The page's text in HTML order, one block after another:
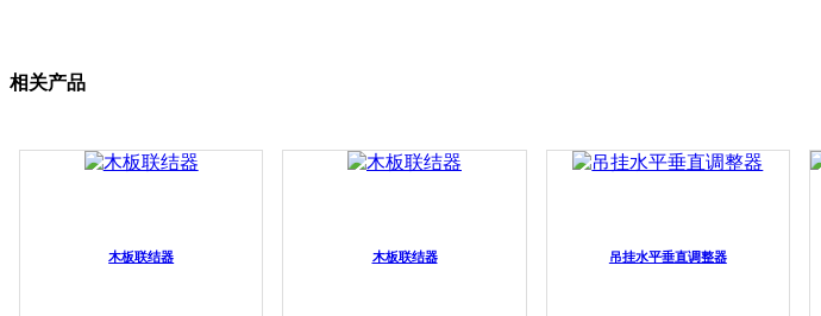
相关产品
木板联结器 木板联结器 吊挂水平垂直调整器